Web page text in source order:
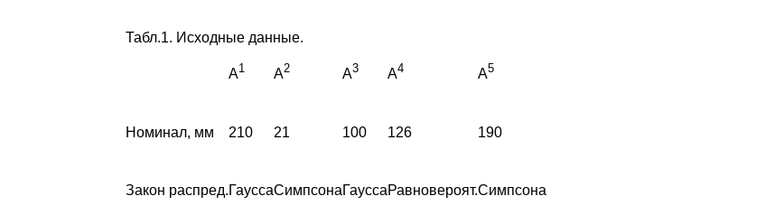
Табл.1. Исходные данные.
A1 A2 A3 A4 A5
Номинал, мм 210 21 100 126 190
Закон распред.ГауссаСимпсонаГауссаРавновероят.Симпсона